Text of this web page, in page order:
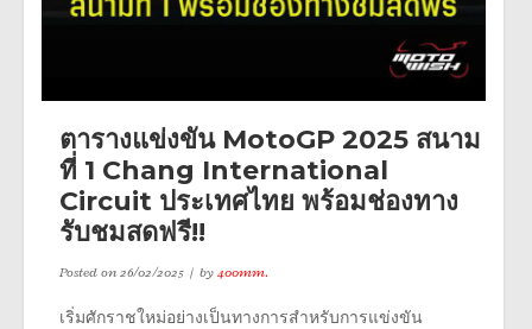
ตารางแข่งขัน MotoGP 2025 สนาม
ที่ 1 Chang International
Circuit ประเทศไทย พร้อมช่องทาง
รับชมสดฟรี!!
Posted on26/02/2025 by400mm.
เริ่มศักราชใหม่อย่างเป็นทางการสำหรับการแข่งขัน